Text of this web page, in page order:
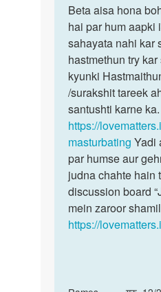
to
sex
karne
ka
man
karta
hai
by
manoj
Beta
aisa
hona
bohot
hi
Beta aisa hona
hai par hum aapki
sahayata nahi kar
hastmethun try
kyunki
/surakshit tareek
santushti karne ka.
https://
masturbating Yadi
par humse aur
judna chahte hain
discussion board
mein zaroor
https://